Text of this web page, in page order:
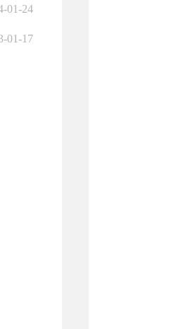
01-24
01-17